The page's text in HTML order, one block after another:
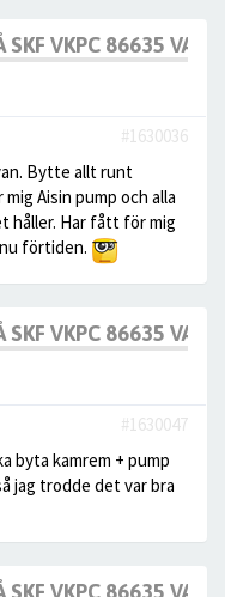
SKF VKPC 86635
#1630036
Bytte allt runt
Aisin pump och alla
håller. Har fått för mig
förtiden.
SKF VKPC 86635
#1630047
byta kamrem + pump
jag trodde det var bra
SKF VKPC 86635